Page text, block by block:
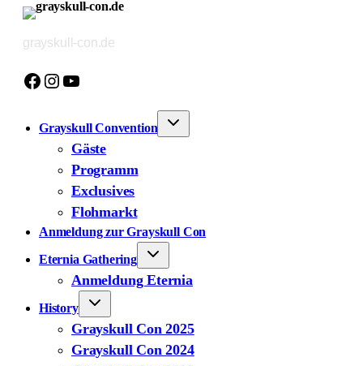
Zum
springen
grayskull-con.de
Facebook
Instagram
YouTube
Grayskull Convention
Gäste
Programm
Exclusives
Flohmarkt
Anmeldung zur Grayskull Con
Eternia Gathering
Anmeldung Eternia
History
Grayskull Con 2025
Grayskull Con 2024